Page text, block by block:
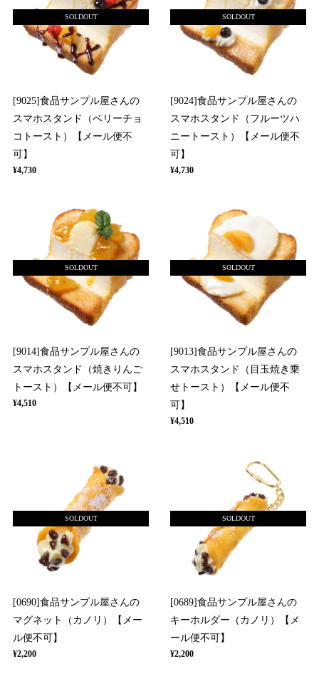
SOLDOUT
[9025]食品サンプル屋さんの
スマホスタンド（ベリーチョ
コトースト）【メール便不
可】
¥4,730
SOLDOUT
[9024]食品サンプル屋さんの
スマホスタンド（フルーツハ
ニートースト）【メール便不
可】
¥4,730
SOLDOUT
[9014]食品サンプル屋さんの
スマホスタンド（焼きりんご
トースト）【メール便不可】
¥4,510
SOLDOUT
[9013]食品サンプル屋さんの
スマホスタンド（目玉焼き乗
せトースト）【メール便不
可】
¥4,510
SOLDOUT
[0690]食品サンプル屋さんの
マグネット（カノリ）【メー
ル便不可】
¥2,200
SOLDOUT
[0689]食品サンプル屋さんの
キーホルダー（カノリ）【メ
ール便不可】
¥2,200